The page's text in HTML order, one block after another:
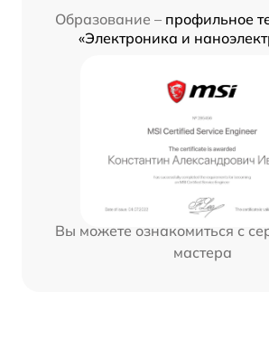
Образование – профильное
«Электроника и
Вы можете ознакомиться с
мастера